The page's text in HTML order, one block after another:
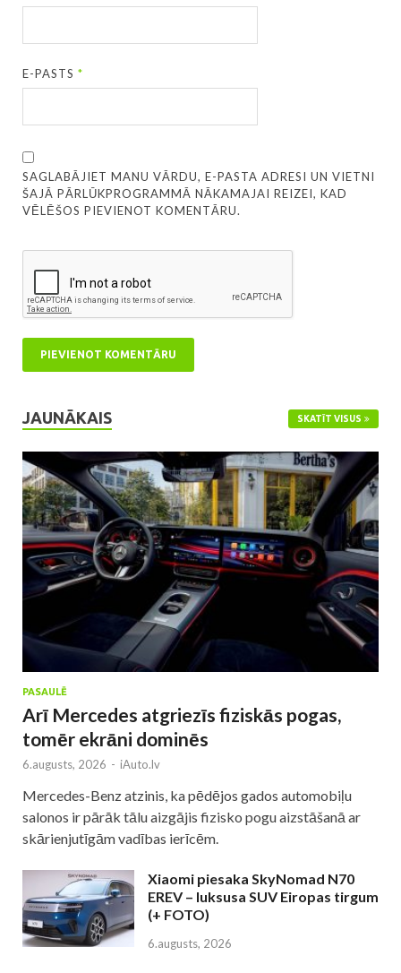
E-PASTS*
SAGLABĀJIET MANU VĀRDU, E-PASTA ADRESI UN VIETNI
ŠAJĀ PĀRLŪKPROGRAMMĀ NĀKAMAJAI REIZEI, KAD
VĒLĒŠOS PIEVIENOT KOMENTĀRU.
JAUNĀKAIS SKATĪT VISUS
PASAULĒ
Arī Mercedes atgriezīs fiziskās pogas,
tomēr ekrāni dominēs
6.augusts, 2026 - iAuto.lv
Mercedes-Benz atzinis, ka pēdējos gados automobiļu
salonos ir pārāk tālu aizgājis fizisko pogu aizstāšanā ar
skārienjutīgām vadības ierīcēm.
Xiaomi piesaka SkyNomad N70
EREV – luksusa SUV Eiropas tirgum
(+ FOTO)
6.augusts, 2026